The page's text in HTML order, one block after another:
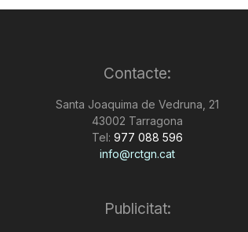
Contacte:
Santa Joaquima de Vedruna, 21
43002 Tarragona
Tel: 977 088 596
info@rctgn.cat
Publicitat: